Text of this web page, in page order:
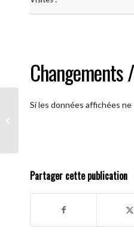
Si les données affichées
Partager cette publication